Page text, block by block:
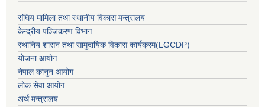
संघिय मामिला तथा स्थानीय विकास मन्त्रालय
केन्द्रीय पञ्जिकरण विभाग
स्थानिय शासन तथा सामुदायिक विकास कार्यक्रम(LGCDP)
योजना आयोग
नेपाल कानुन आयोग
लोक सेवा आयोग
अर्थ मन्त्रालय